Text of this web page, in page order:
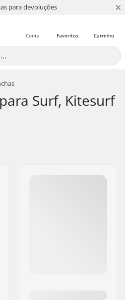
para devoluções
4.8 de 5 ×
Carrinho
Favoritos
Conta
Surf, Kitesurf